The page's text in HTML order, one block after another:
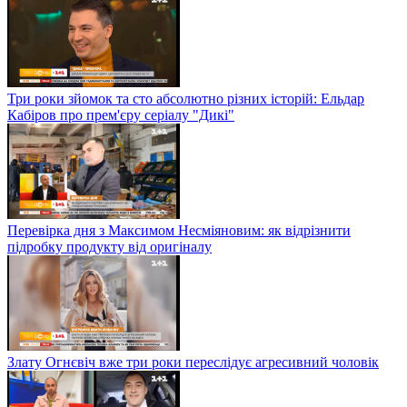
Три роки зйомок та сто абсолютно різних історій: Ельдар
Кабіров про прем'єру серіалу "Дикі"
Перевірка дня з Максимом Несміяновим: як відрізнити
підробку продукту від оригіналу
Злату Огнєвіч вже три роки переслідує агресивний чоловік